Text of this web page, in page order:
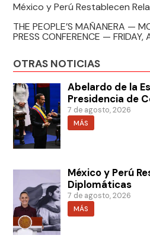
México y Perú Restablecen
THE PEOPLE’S MAÑANERA —
PRESS CONFERENCE —
OTRAS NOTICIAS
Abelardo de la
Presidencia de
7 de agosto, 2026
MÁS
México y Perú
Diplomáticas
7 de agosto, 2026
MÁS